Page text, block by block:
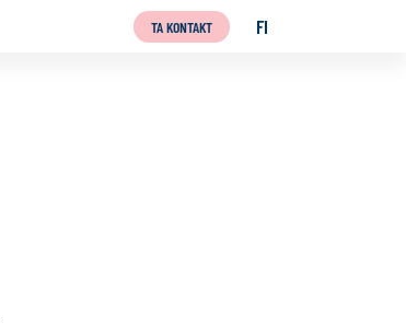
TA KONTAKT FI
SUOMI